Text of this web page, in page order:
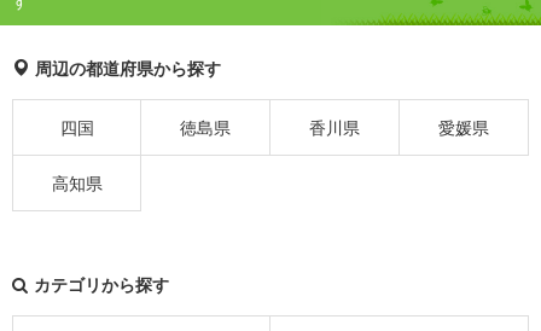
周辺の都道府県から探す
四国 徳島県 香川県 愛媛県
高知県
カテゴリから探す